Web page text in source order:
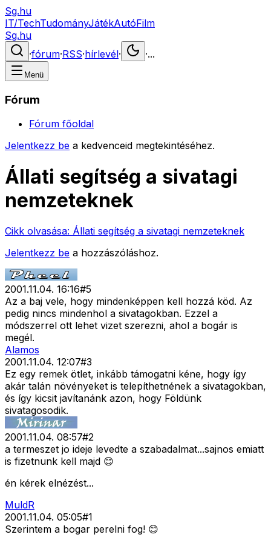
Sg.hu
IT/TechTudományJátékAutóFilm
Sg.hu
·fórum·RSS·hírlevél· ·...
Menü
Fórum
Fórum főoldal
Jelentkezz be a kedvenceid megtekintéséhez.
Állati segítség a sivatagi
nemzeteknek
Cikk olvasása: Állati segítség a sivatagi nemzeteknek
Jelentkezz be a hozzászóláshoz.
2001.11.04. 16:16#5
Az a baj vele, hogy mindenképpen kell hozzá köd. Az
pedig nincs mindenhol a sivatagokban. Ezzel a
módszerrel ott lehet vizet szerezni, ahol a bogár is
megél.
Alamos
2001.11.04. 12:07#3
Ez egy remek ötlet, inkább támogatni kéne, hogy így
akár talán növényeket is telepíthetnének a sivatagokban,
és így kicsit javítanánk azon, hogy Földünk
sivatagosodik.
2001.11.04. 08:57#2
a termeszet jo ideje levedte a szabadalmat...sajnos emiatt
is fizetnunk kell majd 😊
én kérek elnézést...
MuldR
2001.11.04. 05:05#1
Szerintem a bogar perelni fog! 😊